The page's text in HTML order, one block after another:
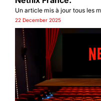
Un article mis à jour tous les
22 December 2025